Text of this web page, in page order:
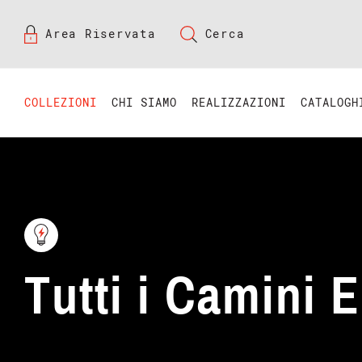
Area Riservata Cerca
COLLEZIONI CHI SIAMO REALIZZAZIONI
Tutti i Camini